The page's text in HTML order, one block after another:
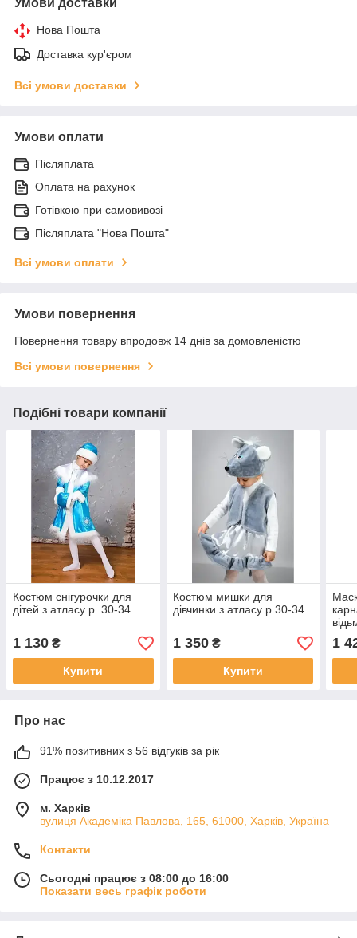
Нова Пошта
Доставка кур'єром
Всі умови доставки
Умови оплати
Післяплата
Оплата на рахунок
Готівкою при самовивозі
Післяплата "Нова Пошта"
Всі умови оплати
Умови повернення
Повернення товару впродовж 14 днів за домовленістю
Всі умови повернення
Подібні товари компанії
Костюм снігурочки для
дітей з атласу р. 30-34
1 130 ₴
Купити
Костюм мишки для
дівчинки з атласу р.30-34
1 350₴
Купити
№3
140
1
Про нас
91% позитивних з 56 відгуків за рік
Працює з 10.12.2017
м. Харків
вулиця Академіка Павлова, 165, 61000, Харків, Україна
Контакти
Сьогодні працює з 08:00 до 16:00
Показати весь графік роботи